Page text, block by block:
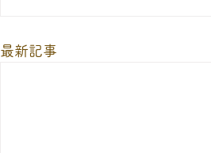
最新記事